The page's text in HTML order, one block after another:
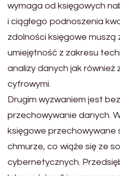
wymaga od księgowych
i ciągłego podnoszenia
zdolności księgowe muszą
umiejętność z zakresu
analizy danych jak również
cyfrowymi.
Drugim wyzwaniem jest
przechowywanie danych.
księgowe przechowywane
chmurze, co wiąże się ze
cybernetycznych.